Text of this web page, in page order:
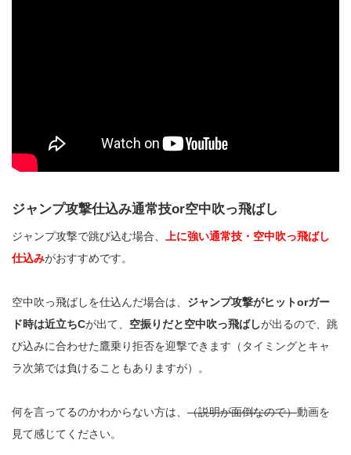
ジャンプ攻撃仕込み通常技or空中吹っ飛ばし
ジャンプ攻撃で跳び込む場合、 上に強い通常技・ 空中吹っ飛ばし
仕込みがおすすめです。
空中吹っ飛ばしを仕込んだ場合は、 ジャンプ攻撃がヒットorガー
ド時は近立ちCが出て、 空振りだと空中吹っ飛ばしが出るので、跳
び込みに合わせた鷹乗り拒否を迎撃できます（タイミングとキャ
ラ次第では負けることもありますが）。
何を言ってるのかわからない方は、 （説明が面倒なので）動画を
見て感じてください。